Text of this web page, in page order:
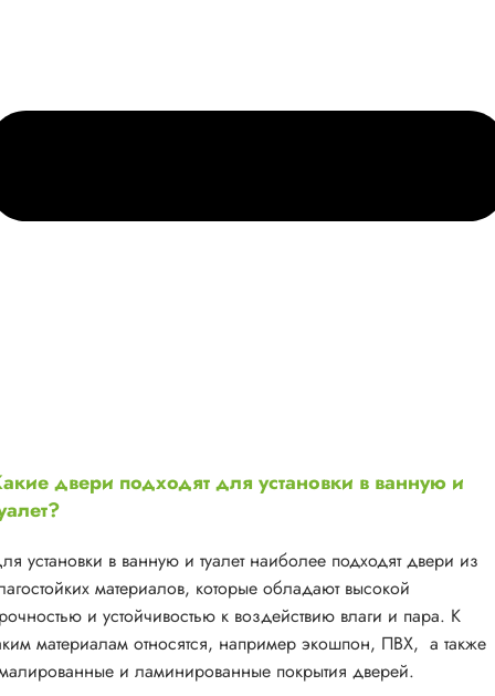
двери подходят для установки в ванную и
установки в ванную и туалет наиболее подходят двери из
материалов, которые обладают высокой
и устойчивостью к воздействию влаги и пара. К
материалам относятся, например экошпон, ПВХ, а также
и ламинированные покрытия дверей.